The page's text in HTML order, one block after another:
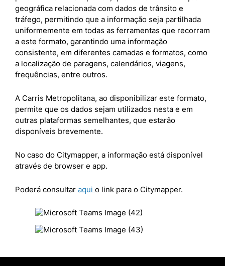
geográfica relacionada com dados de trânsito e
tráfego, permitindo que a informação seja partilhada
uniformemente em todas as ferramentas que recorram
a este formato, garantindo uma informação
consistente, em diferentes camadas e formatos, como
a localização de paragens, calendários, viagens,
frequências, entre outros.
A Carris Metropolitana, ao disponibilizar este formato,
permite que os dados sejam utilizados nesta e em
outras plataformas semelhantes, que estarão
disponíveis brevemente.
No caso do Citymapper, a informação está disponível
através de browser e app.
Poderá consultar aqui o link para o Citymapper.